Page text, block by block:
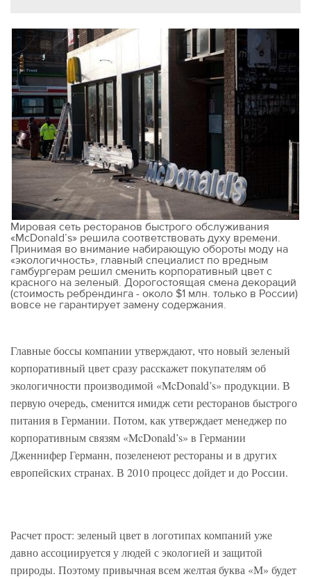
Мировая сеть ресторанов быстрого обслуживания
«McDonald’s» решила соответствовать духу времени.
Принимая во внимание набирающую обороты моду на
«экологичность», главный специалист по вредным
гамбургерам решил сменить корпоративный цвет с
красного на зеленый. Дорогостоящая смена декораций
(стоимость ребрендинга - около $1 млн. только в России)
вовсе не гарантирует замену содержания.
Главные боссы компании утверждают, что новый зеленый
корпоративный цвет сразу расскажет покупателям об
экологичности производимой «McDonald’s» продукции. В
первую очередь, сменится имидж сети ресторанов быстрого
питания в Германии. Потом, как утверждает менеджер по
корпоративным связям «McDonald’s» в Германии
Дженнифер Германн, позеленеют рестораны и в других
европейских странах. В 2010 процесс дойдет и до России.
Расчет прост: зеленый цвет в логотипах компаний уже
давно ассоциируется у людей с экологией и защитой
природы. Поэтому привычная всем желтая буква «М» будет